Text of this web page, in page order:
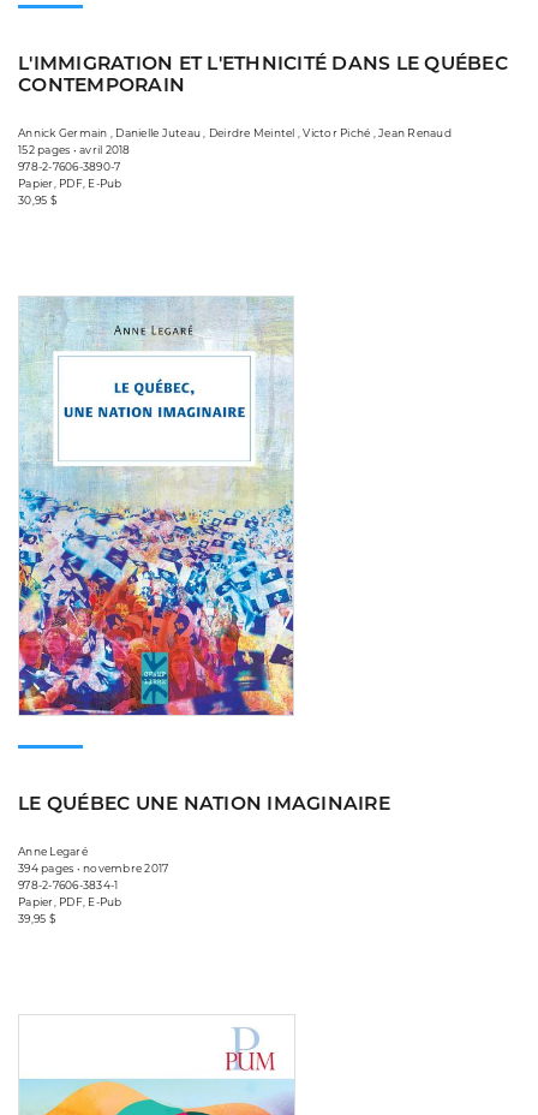
L'IMMIGRATION ET L'ETHNICITÉ DANS LE QUÉBEC
CONTEMPORAIN
Annick Germain , Danielle Juteau , Deirdre Meintel , Victor Piché , Jean Renaud
152 pages • avril 2018
978-2-7606-3890-7
Papier, PDF, E-Pub
30,95 $
LE QUÉBEC UNE NATION IMAGINAIRE
Anne Legaré
394 pages • novembre 2017
978-2-7606-3834-1
Papier, PDF, E-Pub
39,95 $